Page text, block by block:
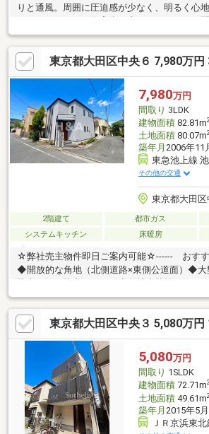
りと通風。周囲に圧迫感が少なく、明るく心
ンです。■ルーフバルコニー付空を身近に感
ト空間。休日のリラックスタイムやガーデニ
い方が可能です。■豊富な収納力各居室に収納
全体をすっきりと保てる設計。日々の暮らし
ます。■生活利便と快適性周辺には生活利便
らしをしっかりサポート。落ち着きと利便性
住み続けたくなる住まい
東京都大田区中央６ 7,980万円
7,980万円
間取り 3LDK
建物面積82.81m2
土地面積80.07m
築年月 2006年11
東急池上線
その他の交通
東京都大田区
2階建て 都市ガス
システムキッチン
床暖房
☆弊社売主物件即日ご案内可能☆------ おす
◆開放的な角地（北側道路×東側公道面）◆大
新規フルリノベーション（２０２６年８月末
房・食洗機・自動水栓・浴室乾燥機装備 ・
Ｃ・カップボード（１．８ｍ）新設 ・室内外
し、更にエコカラット・アクセントクロス
出。 ・屋根再塗装工事・バルコニー再防水
上張り全室 浴槽・玄関扉・洗面化粧台・
建具新規※本物件は告知事項がございます
東京都大田区中央３ 5,080万円
5,080万円
間取り 1SLDK
建物面積72.71m
土地面積49.61m2
築年月 2015年5
ＪＲ京浜東